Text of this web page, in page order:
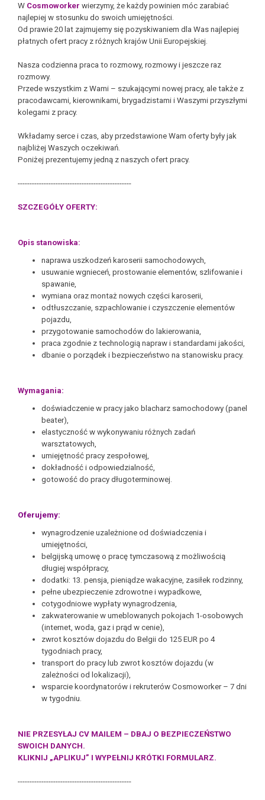
W Cosmoworker wierzymy, że każdy powinien móc zarabiać
najlepiej w stosunku do swoich umiejętności.
Od prawie 20 lat zajmujemy się pozyskiwaniem dla Was najlepiej
płatnych ofert pracy z różnych krajów Unii Europejskiej.
Nasza codzienna praca to rozmowy, rozmowy i jeszcze raz
rozmowy.
Przede wszystkim z Wami – szukającymi nowej pracy, ale także z
pracodawcami, kierownikami, brygadzistami i Waszymi przyszłymi
kolegami z pracy.
Wkładamy serce i czas, aby przedstawione Wam oferty były jak
najbliżej Waszych oczekiwań.
Poniżej prezentujemy jedną z naszych ofert pracy.
------------------------------------------------
SZCZEGÓŁY OFERTY:
Opis stanowiska:
naprawa uszkodzeń karoserii samochodowych,
usuwanie wgnieceń, prostowanie elementów, szlifowanie i
spawanie,
wymiana oraz montaż nowych części karoserii,
odtłuszczanie, szpachlowanie i czyszczenie elementów
pojazdu,
przygotowanie samochodów do lakierowania,
praca zgodnie z technologią napraw i standardami jakości,
dbanie o porządek i bezpieczeństwo na stanowisku pracy.
Wymagania:
doświadczenie w pracy jako blacharz samochodowy (panel
beater),
elastyczność w wykonywaniu różnych zadań
warsztatowych,
umiejętność pracy zespołowej,
dokładność i odpowiedzialność,
gotowość do pracy długoterminowej.
Oferujemy:
wynagrodzenie uzależnione od doświadczenia i
umiejętności,
belgijską umowę o pracę tymczasową z możliwością
długiej współpracy,
dodatki: 13. pensja, pieniądze wakacyjne, zasiłek rodzinny,
pełne ubezpieczenie zdrowotne i wypadkowe,
cotygodniowe wypłaty wynagrodzenia,
zakwaterowanie w umeblowanych pokojach 1-osobowych
(internet, woda, gaz i prąd w cenie),
zwrot kosztów dojazdu do Belgii do 125 EUR po 4
tygodniach pracy,
transport do pracy lub zwrot kosztów dojazdu (w
zależności od lokalizacji),
wsparcie koordynatorów i rekruterów Cosmoworker – 7 dni
w tygodniu.
NIE PRZESYŁAJ CV MAILEM – DBAJ O BEZPIECZEŃSTWO
SWOICH DANYCH.
KLIKNIJ „APLIKUJ” I WYPEŁNIJ KRÓTKI FORMULARZ.
------------------------------------------------